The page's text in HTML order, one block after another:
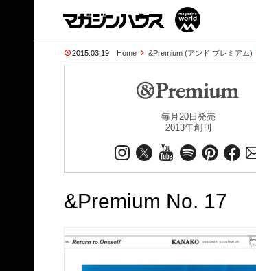
2015.03.19 Home &Premium (アンド プレミアム)
毎月20日発売
2013年創刊
&Premium No. 17